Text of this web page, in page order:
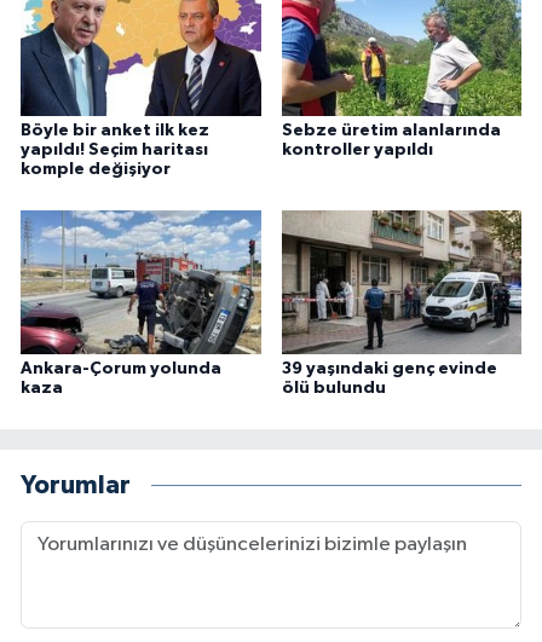
Böyle bir anket ilk kez
yapıldı! Seçim haritası
komple değişiyor
Sebze üretim alanlarında
kontroller yapıldı
Ankara-Çorum yolunda
kaza
39 yaşındaki genç evinde
ölü bulundu
Yorumlar